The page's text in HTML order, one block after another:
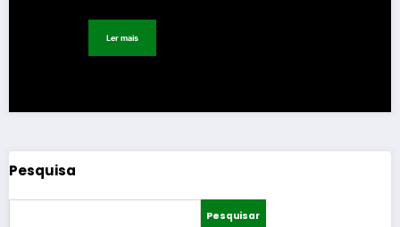
Ler mais
Pesquisa
Pesquisar